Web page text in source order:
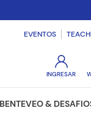
EVENTOS
&